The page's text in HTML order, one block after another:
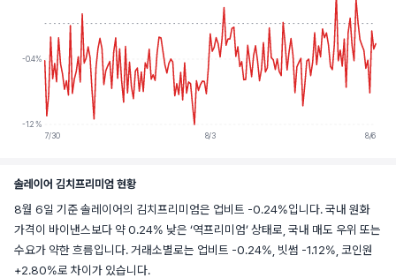
-0.4%
-1.2%
7/30
8/3 8/6
솔레이어 김치프리미엄 현황
8월 6일 기준 솔레이어의 김치프리미엄은 업비트 -0.24%입니다. 국내 원화
가격이 바이낸스보다 약 0.24% 낮은 ‘역프리미엄’ 상태로, 국내 매도 우위 또는
수요가 약한 흐름입니다. 거래소별로는 업비트 -0.24%, 빗썸 -1.12%, 코인원
+2.80%로 차이가 있습니다.